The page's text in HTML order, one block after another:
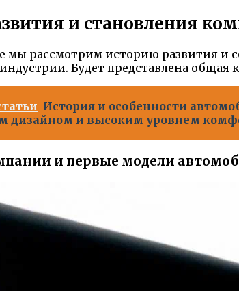
и становления
мы рассмотрим историю развития и
Будет представлена
История и особенности
дизайном и высоким уровнем
и первые модели